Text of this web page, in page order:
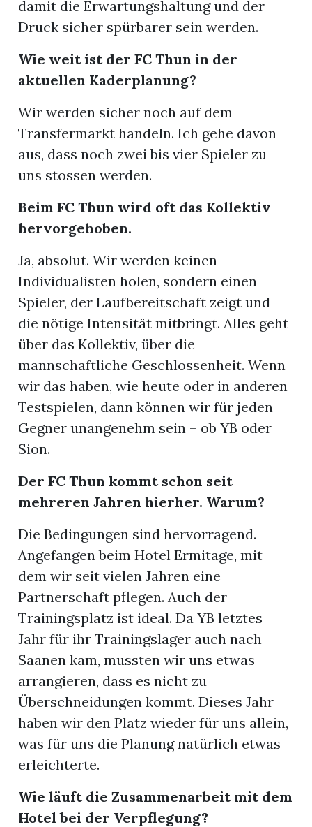
damit die Erwartungshaltung und der
Druck sicher spürbarer sein werden.
Wie weit ist der FC Thun in der
aktuellen Kaderplanung?
Wir werden sicher noch auf dem
Transfermarkt handeln. Ich gehe davon
aus, dass noch zwei bis vier Spieler zu
uns stossen werden.
Beim FC Thun wird oft das Kollektiv
hervorgehoben.
Ja, absolut. Wir werden keinen
Individualisten holen, sondern einen
Spieler, der Laufbereitschaft zeigt und
die nötige Intensität mitbringt. Alles geht
über das Kollektiv, über die
mannschaftliche Geschlossenheit. Wenn
wir das haben, wie heute oder in anderen
Testspielen, dann können wir für jeden
Gegner unangenehm sein – ob YB oder
Sion.
Der FC Thun kommt schon seit
mehreren Jahren hierher. Warum?
Die Bedingungen sind hervorragend.
Angefangen beim Hotel Ermitage, mit
dem wir seit vielen Jahren eine
Partnerschaft pflegen. Auch der
Trainingsplatz ist ideal. Da YB letztes
Jahr für ihr Trainingslager auch nach
Saanen kam, mussten wir uns etwas
arrangieren, dass es nicht zu
Überschneidungen kommt. Dieses Jahr
haben wir den Platz wieder für uns allein,
was für uns die Planung natürlich etwas
erleichterte.
Wie läuft die Zusammenarbeit mit dem
Hotel bei der Verpflegung?